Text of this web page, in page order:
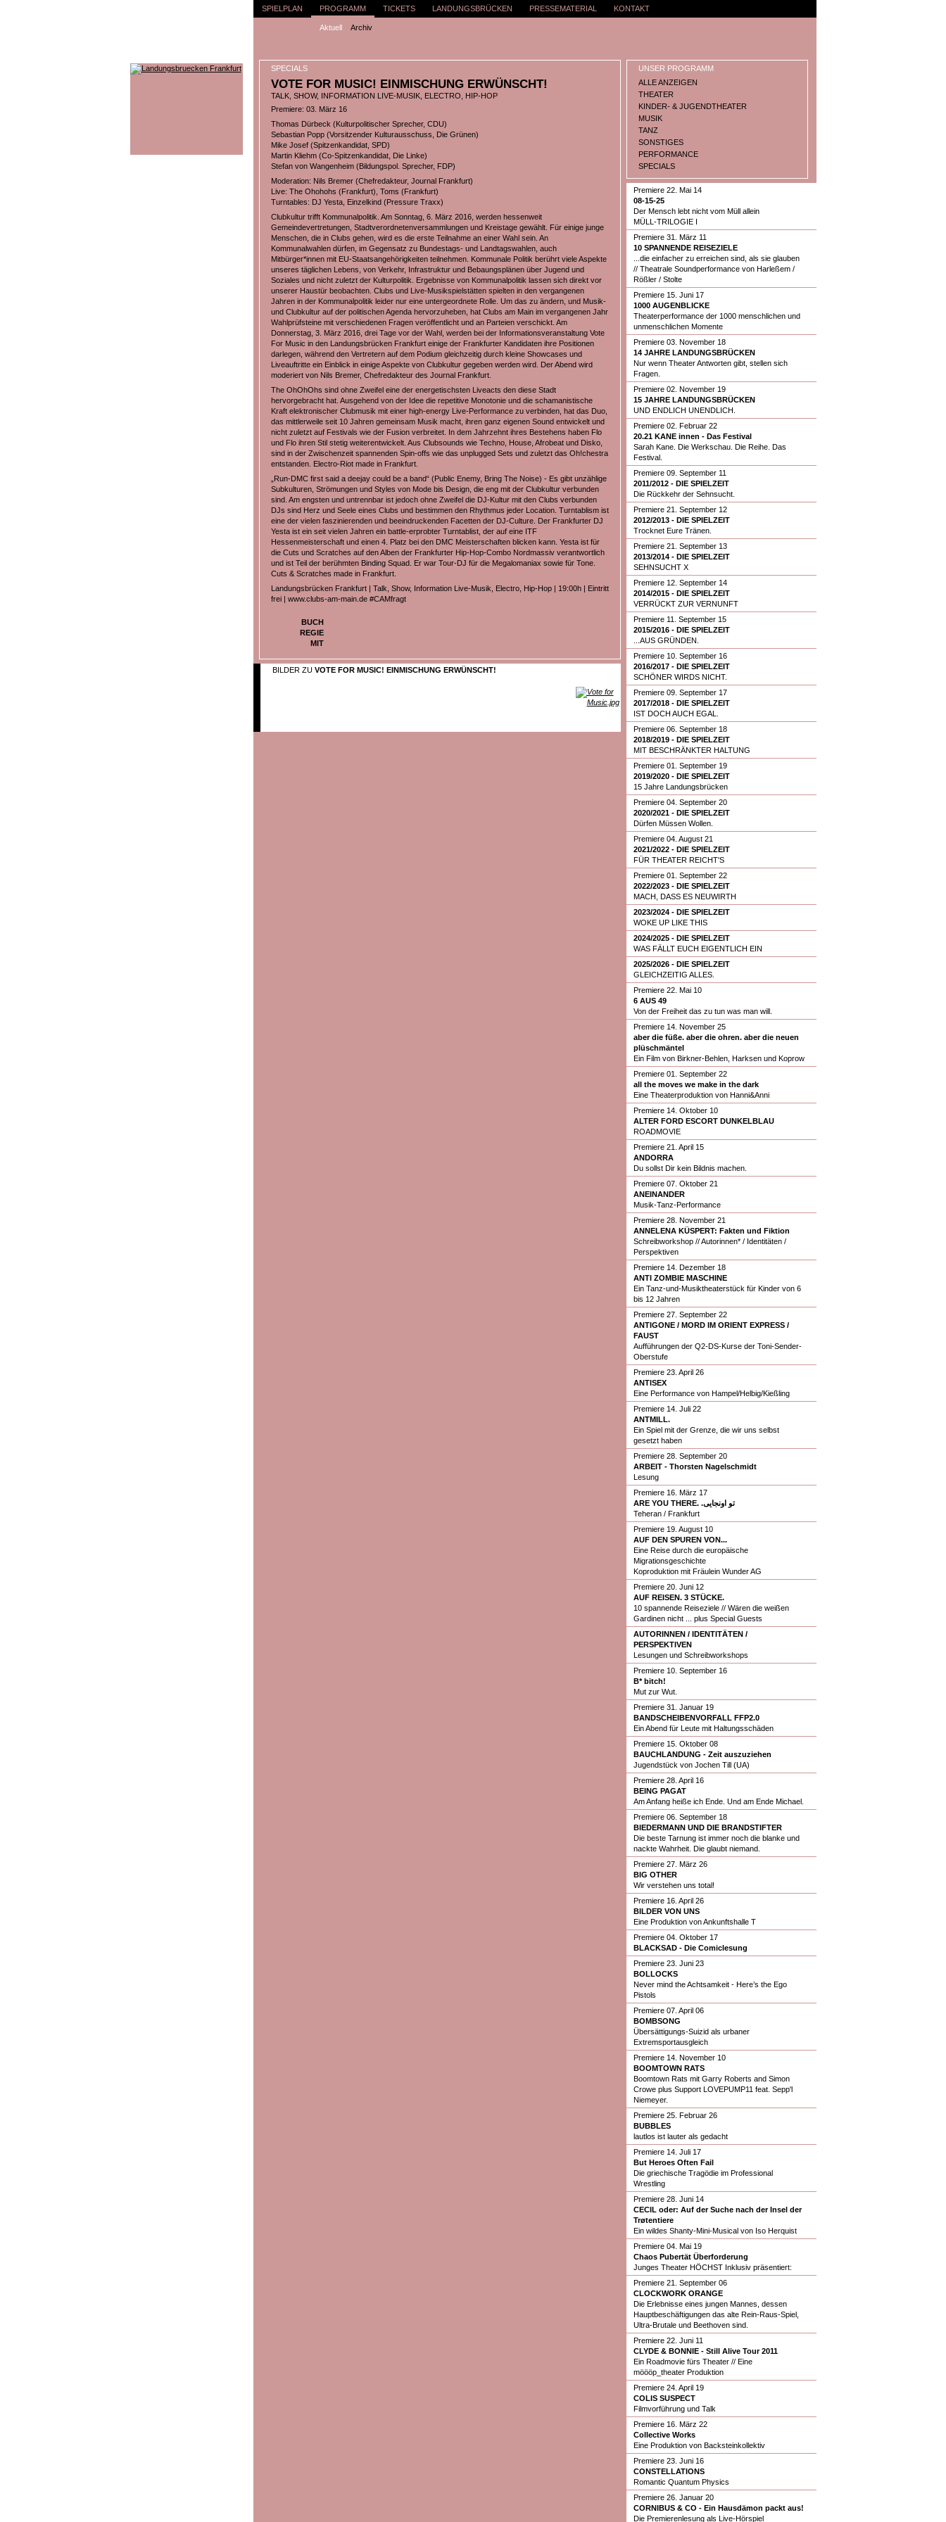
SPIELPLAN PROGRAMM
Aktuell Archiv
TICKETS LANDUNGSBRÜCKEN PRESSEMATERIAL KONTAKT
SPECIALS
VOTE FOR MUSIC! EINMISCHUNG ERWÜNSCHT!
TALK, SHOW, INFORMATION LIVE-MUSIK, ELECTRO, HIP-HOP
Premiere: 03. März 16
Thomas Dürbeck (Kulturpolitischer Sprecher, CDU)
Sebastian Popp (Vorsitzender Kulturausschuss, Die Grünen)
Mike Josef (Spitzenkandidat, SPD)
Martin Kliehm (Co-Spitzenkandidat, Die Linke)
Stefan von Wangenheim (Bildungspol. Sprecher, FDP)
Moderation: Nils Bremer (Chefredakteur, Journal Frankfurt)
Live: The Ohohohs (Frankfurt), Toms (Frankfurt)
Turntables: DJ Yesta, Einzelkind (Pressure Traxx)
Clubkultur trifft Kommunalpolitik. Am Sonntag, 6. März 2016, werden hessenweit
Gemeindevertretungen, Stadtverordnetenversammlungen und Kreistage gewählt. Für einige junge
Menschen, die in Clubs gehen, wird es die erste Teilnahme an einer Wahl sein. An
Kommunalwahlen dürfen, im Gegensatz zu Bundestags- und Landtagswahlen, auch
Mitbürger*innen mit EU-Staatsangehörigkeiten teilnehmen. Kommunale Politik berührt viele Aspekte
unseres täglichen Lebens, von Verkehr, Infrastruktur und Bebaungsplänen über Jugend und
Soziales und nicht zuletzt der Kulturpolitik. Ergebnisse von Kommunalpolitik lassen sich direkt vor
unserer Haustür beobachten. Clubs und Live-Musikspielstätten spielten in den vergangenen
Jahren in der Kommunalpolitik leider nur eine untergeordnete Rolle. Um das zu ändern, und Musik-
und Clubkultur auf der politischen Agenda hervorzuheben, hat Clubs am Main im vergangenen Jahr
Wahlprüfsteine mit verschiedenen Fragen veröffentlicht und an Parteien verschickt. Am
Donnerstag, 3. März 2016, drei Tage vor der Wahl, werden bei der Informationsveranstaltung Vote
For Music in den Landungsbrücken Frankfurt einige der Frankfurter Kandidaten ihre Positionen
darlegen, während den Vertretern auf dem Podium gleichzeitig durch kleine Showcases und
Liveauftritte ein Einblick in einige Aspekte von Clubkultur gegeben werden wird. Der Abend wird
moderiert von Nils Bremer, Chefredakteur des Journal Frankfurt.
The OhOhOhs sind ohne Zweifel eine der energetischsten Liveacts den diese Stadt
hervorgebracht hat. Ausgehend von der Idee die repetitive Monotonie und die schamanistische
Kraft elektronischer Clubmusik mit einer high-energy Live-Performance zu verbinden, hat das Duo,
das mittlerweile seit 10 Jahren gemeinsam Musik macht, ihren ganz eigenen Sound entwickelt und
nicht zuletzt auf Festivals wie der Fusion verbreitet. In dem Jahrzehnt ihres Bestehens haben Flo
und Flo ihren Stil stetig weiterentwickelt. Aus Clubsounds wie Techno, House, Afrobeat und Disko,
sind in der Zwischenzeit spannenden Spin-offs wie das unplugged Sets und zuletzt das Oh!chestra
entstanden. Electro-Riot made in Frankfurt.
„Run-DMC first said a deejay could be a band“ (Public Enemy, Bring The Noise) - Es gibt unzählige
Subkulturen, Strömungen und Styles von Mode bis Design, die eng mit der Clubkultur verbunden
sind. Am engsten und untrennbar ist jedoch ohne Zweifel die DJ-Kultur mit den Clubs verbunden
DJs sind Herz und Seele eines Clubs und bestimmen den Rhythmus jeder Location. Turntablism ist
eine der vielen faszinierenden und beeindruckenden Facetten der DJ-Culture. Der Frankfurter DJ
Yesta ist ein seit vielen Jahren ein battle-erprobter Turntablist, der auf eine ITF
Hessenmeisterschaft und einen 4. Platz bei den DMC Meisterschaften blicken kann. Yesta ist für
die Cuts und Scratches auf den Alben der Frankfurter Hip-Hop-Combo Nordmassiv verantwortlich
und ist Teil der berühmten Binding Squad. Er war Tour-DJ für die Megalomaniax sowie für Tone.
Cuts & Scratches made in Frankfurt.
Landungsbrücken Frankfurt | Talk, Show, Information Live-Musik, Electro, Hip-Hop | 19:00h | Eintritt
frei | www.clubs-am-main.de #CAMfragt
BUCH
REGIE
MIT
BILDER ZU VOTE FOR MUSIC! EINMISCHUNG ERWÜNSCHT!
UNSER PROGRAMM
ALLE ANZEIGEN
THEATER
KINDER- & JUGENDTHEATER
MUSIK
TANZ
SONSTIGES
PERFORMANCE
SPECIALS
Premiere 22. Mai 14
08-15-25
Der Mensch lebt nicht vom Müll allein
MÜLL-TRILOGIE I
Premiere 31. März 11
10 SPANNENDE REISEZIELE
...die einfacher zu erreichen sind, als sie glauben
// Theatrale Soundperformance von Harleßem /
Rößler / Stolte
Premiere 15. Juni 17
1000 AUGENBLICKE
Theaterperformance der 1000 menschlichen und
unmenschlichen Momente
Premiere 03. November 18
14 JAHRE LANDUNGSBRÜCKEN
Nur wenn Theater Antworten gibt, stellen sich
Fragen.
Premiere 02. November 19
15 JAHRE LANDUNGSBRÜCKEN
UND ENDLICH UNENDLICH.
Premiere 02. Februar 22
20.21 KANE innen - Das Festival
Sarah Kane. Die Werkschau. Die Reihe. Das
Festival.
Premiere 09. September 11
2011/2012 - DIE SPIELZEIT
Die Rückkehr der Sehnsucht.
Premiere 21. September 12
2012/2013 - DIE SPIELZEIT
Trocknet Eure Tränen.
Premiere 21. September 13
2013/2014 - DIE SPIELZEIT
SEHNSUCHT X
Premiere 12. September 14
2014/2015 - DIE SPIELZEIT
VERRÜCKT ZUR VERNUNFT
Premiere 11. September 15
2015/2016 - DIE SPIELZEIT
...AUS GRÜNDEN.
Premiere 10. September 16
2016/2017 - DIE SPIELZEIT
SCHÖNER WIRDS NICHT.
Premiere 09. September 17
2017/2018 - DIE SPIELZEIT
IST DOCH AUCH EGAL.
Premiere 06. September 18
2018/2019 - DIE SPIELZEIT
MIT BESCHRÄNKTER HALTUNG
Premiere 01. September 19
2019/2020 - DIE SPIELZEIT
15 Jahre Landungsbrücken
Premiere 04. September 20
2020/2021 - DIE SPIELZEIT
Dürfen Müssen Wollen.
Premiere 04. August 21
2021/2022 - DIE SPIELZEIT
FÜR THEATER REICHT'S
Premiere 01. September 22
2022/2023 - DIE SPIELZEIT
MACH, DASS ES NEUWIRTH
2023/2024 - DIE SPIELZEIT
WOKE UP LIKE THIS
2024/2025 - DIE SPIELZEIT
WAS FÄLLT EUCH EIGENTLICH EIN
2025/2026 - DIE SPIELZEIT
GLEICHZEITIG ALLES.
Premiere 22. Mai 10
6 AUS 49
Von der Freiheit das zu tun was man will.
Premiere 14. November 25
aber die füße. aber die ohren. aber die neuen
plüschmäntel
Ein Film von Birkner-Behlen, Harksen und Koprow
Premiere 01. September 22
all the moves we make in the dark
Eine Theaterproduktion von Hanni&Anni
Premiere 14. Oktober 10
ALTER FORD ESCORT DUNKELBLAU
ROADMOVIE
Premiere 21. April 15
ANDORRA
Du sollst Dir kein Bildnis machen.
Premiere 07. Oktober 21
ANEINANDER
Musik-Tanz-Performance
Premiere 28. November 21
ANNELENA KÜSPERT: Fakten und Fiktion
Schreibworkshop // Autorinnen* / Identitäten /
Perspektiven
Premiere 14. Dezember 18
ANTI ZOMBIE MASCHINE
Ein Tanz-und-Musiktheaterstück für Kinder von 6
bis 12 Jahren
Premiere 27. September 22
ANTIGONE / MORD IM ORIENT EXPRESS /
FAUST
Aufführungen der Q2-DS-Kurse der Toni-Sender-
Oberstufe
Premiere 23. April 26
ANTISEX
Eine Performance von Hampel/Helbig/Kießling
Premiere 14. Juli 22
ANTMILL.
Ein Spiel mit der Grenze, die wir uns selbst
gesetzt haben
Premiere 28. September 20
ARBEIT - Thorsten Nagelschmidt
Lesung
Premiere 16. März 17
ARE YOU THERE. .تو اونجایی
Teheran / Frankfurt
Premiere 19. August 10
AUF DEN SPUREN VON...
Eine Reise durch die europäische
Migrationsgeschichte
Koproduktion mit Fräulein Wunder AG
Premiere 20. Juni 12
AUF REISEN. 3 STÜCKE.
10 spannende Reiseziele // Wären die weißen
Gardinen nicht ... plus Special Guests
AUTORINNEN / IDENTITÄTEN /
PERSPEKTIVEN
Lesungen und Schreibworkshops
Premiere 10. September 16
B* bitch!
Mut zur Wut.
Premiere 31. Januar 19
BANDSCHEIBENVORFALL FFP2.0
Ein Abend für Leute mit Haltungsschäden
Premiere 15. Oktober 08
BAUCHLANDUNG - Zeit auszuziehen
Jugendstück von Jochen Till (UA)
Premiere 28. April 16
BEING PAGAT
Am Anfang heiße ich Ende. Und am Ende Michael.
Premiere 06. September 18
BIEDERMANN UND DIE BRANDSTIFTER
Die beste Tarnung ist immer noch die blanke und
nackte Wahrheit. Die glaubt niemand.
Premiere 27. März 26
BIG OTHER
Wir verstehen uns total!
Premiere 16. April 26
BILDER VON UNS
Eine Produktion von Ankunftshalle T
Premiere 04. Oktober 17
BLACKSAD - Die Comiclesung
Premiere 23. Juni 23
BOLLOCKS
Never mind the Achtsamkeit - Here’s the Ego
Pistols
Premiere 07. April 06
BOMBSONG
Übersättigungs-Suizid als urbaner
Extremsportausgleich
Premiere 14. November 10
BOOMTOWN RATS
Boomtown Rats mit Garry Roberts and Simon
Crowe plus Support LOVEPUMP11 feat. Sepp'l
Niemeyer.
Premiere 25. Februar 26
BUBBLES
lautlos ist lauter als gedacht
Premiere 14. Juli 17
But Heroes Often Fail
Die griechische Tragödie im Professional
Wrestling
Premiere 28. Juni 14
CECIL oder: Auf der Suche nach der Insel der
Trøtentiere
Ein wildes Shanty-Mini-Musical von Iso Herquist
Premiere 04. Mai 19
Chaos Pubertät Überforderung
Junges Theater HÖCHST Inklusiv präsentiert:
Premiere 21. September 06
CLOCKWORK ORANGE
Die Erlebnisse eines jungen Mannes, dessen
Hauptbeschäftigungen das alte Rein-Raus-Spiel,
Ultra-Brutale und Beethoven sind.
Premiere 22. Juni 11
CLYDE & BONNIE - Still Alive Tour 2011
Ein Roadmovie fürs Theater // Eine
möööp_theater Produktion
Premiere 24. April 19
COLIS SUSPECT
Filmvorführung und Talk
Premiere 16. März 22
Collective Works
Eine Produktion von Backsteinkollektiv
Premiere 23. Juni 16
CONSTELLATIONS
Romantic Quantum Physics
Premiere 26. Januar 20
CORNIBUS & CO - Ein Hausdämon packt aus!
Die Premierenlesung als Live-Hörspiel